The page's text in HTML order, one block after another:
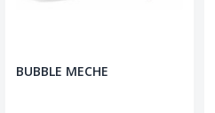
BUBBLE MECHE